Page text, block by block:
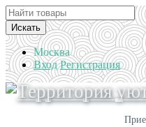
Искать
Москва
Вход Регистрация